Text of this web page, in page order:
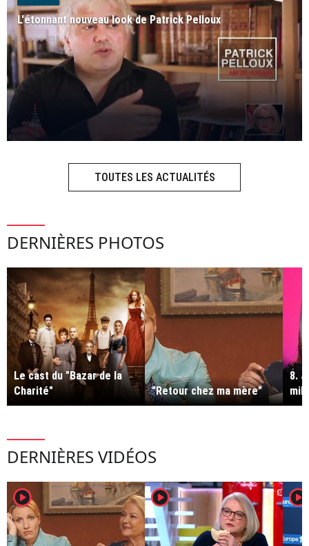
L'étonnant nouveau look de Patrick Pelloux
26 mars 2015
TOUTES LES ACTUALITÉS
DERNIÈRES PHOTOS
Le cast du "Bazar de la
Charité"
"Retour chez ma mère"
8.
DERNIÈRES VIDÉOS
player2 player2 player2